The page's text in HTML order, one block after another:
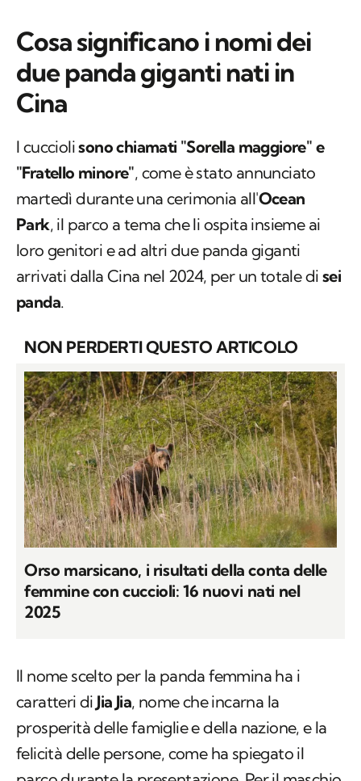
Cosa significano i nomi dei
due panda giganti nati in
Cina
I cucciolisono chiamati "Sorella maggiore" e
"Fratello minore", come è stato annunciato
martedì durante una cerimonia all'Ocean
Park, il parco a tema che li ospita insieme ai
loro genitori e ad altri due panda giganti
arrivati ​​dalla Cina nel 2024, per un totale di sei
panda.
NON PERDERTI QUESTO ARTICOLO
Orso marsicano, i risultati della conta delle
femmine con cuccioli: 16 nuovi nati nel
2025
Il nome scelto per la panda femmina ha i
caratteri diJia Jia, nome che incarna la
prosperità delle famiglie e della nazione, e la
felicità delle persone, come ha spiegato il